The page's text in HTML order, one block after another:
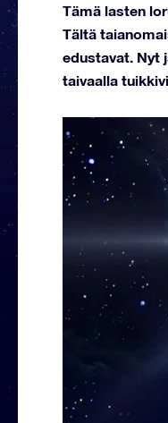
Tämä lasten
Tältä
edustavat. Nyt
taivaalla